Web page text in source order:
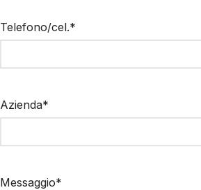
Telefono/cel.*
Azienda*
Messaggio*